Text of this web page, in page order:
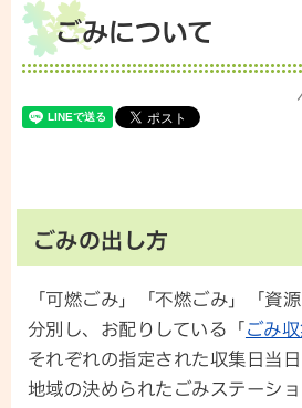
ごみについて
ごみの出し方
「可燃ごみ」「不燃ごみ」「資
分別し、お配りしている「ごみ
それぞれの指定された収集日当
地域の決められたごみステーシ